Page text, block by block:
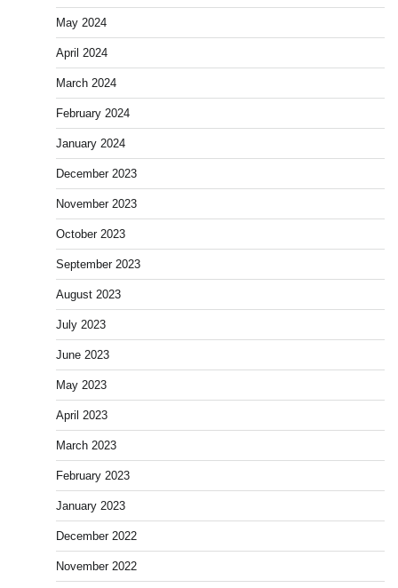
May 2024
April 2024
March 2024
February 2024
January 2024
December 2023
November 2023
October 2023
September 2023
August 2023
July 2023
June 2023
May 2023
April 2023
March 2023
February 2023
January 2023
December 2022
November 2022